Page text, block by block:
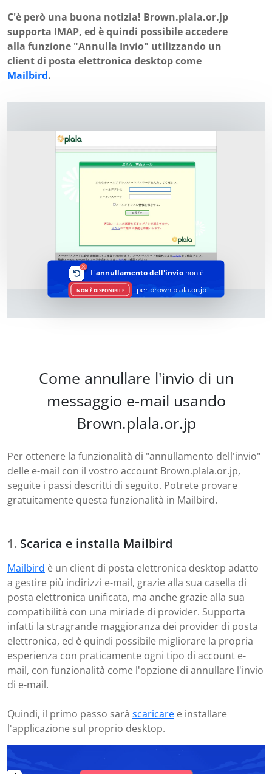
C'è però una buona notizia! Brown.plala.or.jp
supporta IMAP, ed è quindi possibile accedere
alla funzione "Annulla Invio" utilizzando un
client di posta elettronica desktop come
Mailbird.
L'annullamento dell'invionon è
NON È DISPONIBILE per brown.plala.or.jp
Come annullare l'invio di un
messaggio e-mail usando
Brown.plala.or.jp
Per ottenere la funzionalità di "annullamento dell'invio"
delle e-mail con il vostro account Brown.plala.or.jp,
seguite i passi descritti di seguito. Potrete provare
gratuitamente questa funzionalità in Mailbird.
Scarica e installa Mailbird
Mailbird è un client di posta elettronica desktop adatto
a gestire più indirizzi e-mail, grazie alla sua casella di
posta elettronica unificata, ma anche grazie alla sua
compatibilità con una miriade di provider. Supporta
infatti la stragrande maggioranza dei provider di posta
elettronica, ed è quindi possibile migliorare la propria
esperienza con praticamente ogni tipo di account e-
mail, con funzionalità come l'opzione di annullare l'invio
di e-mail.
Quindi, il primo passo sarà scaricare e installare
l'applicazione sul proprio desktop.